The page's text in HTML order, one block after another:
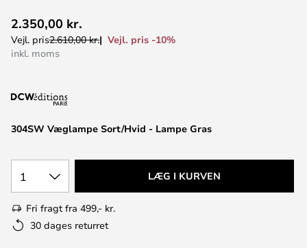
til
starten
304SW Væglampe Sort/Hvid - Lampe Gras
2.350,00 kr.
Vejl. pris2.610,00 kr.
Vejl. pris -10%
inkl. moms
1 LÆG I KURVEN
Fri fragt fra 499,- kr.
30 dages returret